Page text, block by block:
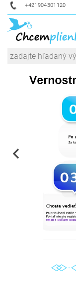
+421904301120